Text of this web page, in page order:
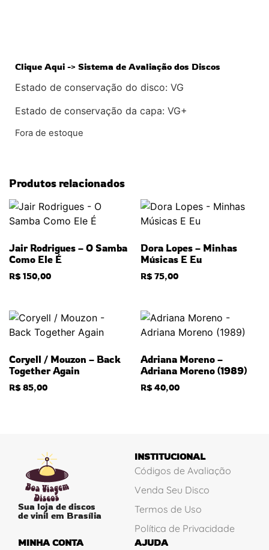
Clique Aqui -> Sistema de Avaliação dos Discos
Estado de conservação do disco: VG
Estado de conservação da capa: VG+
Fora de estoque
Produtos relacionados
Jair Rodrigues – O Samba
Como Ele É
R$150,00
Dora Lopes – Minhas
Músicas E Eu
R$75,00
Coryell / Mouzon – Back
Together Again
R$85,00
Adriana Moreno –
Adriana Moreno (1989)
R$40,00
Sua loja de discos
de vinil em Brasília
INSTITUCIONAL
Códigos de Avaliação
Venda Seu Disco
Termos de Uso
Política de Privacidade
MINHA CONTA AJUDA